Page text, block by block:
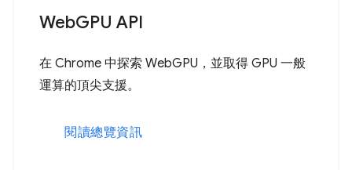
WebGPU API
在 Chrome 中探索 WebGPU，並取得 GPU 一般
運算的頂尖支援。
閱讀總覽資訊